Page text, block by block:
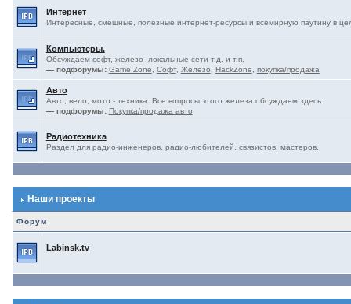
Интернет
Интересные, смешные, полезные интернет-ресурсы и всемирную паутину в
Компьютеры.
Обсуждаем софт, железо ,локальные сети т.д. и т.п.
— подфорумы: Game Zone Софт, Железо HackZone покупка/продажа
Авто
Авто, вело, мото - техника. Все вопросы этого железа обсуждаем здесь.
— подфорумы: Покупка/продажа авто
Радиотехника
Раздел для радио-инженеров, радио-любителей, связистов, мастеров.
Наши проекты
Форум
Labinsk.tv